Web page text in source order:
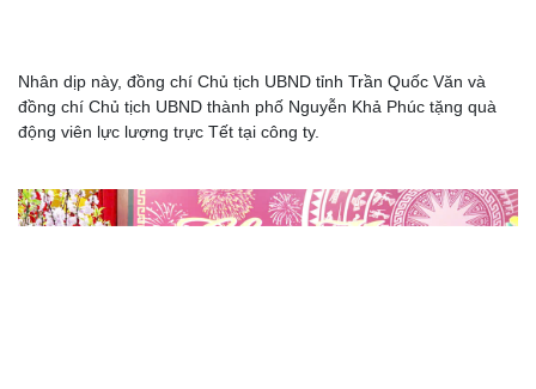
Nhân dịp này, đồng chí Chủ tịch UBND tỉnh Trần Quốc Văn và
đồng chí Chủ tịch UBND thành phố Nguyễn Khả Phúc tặng quà
động viên lực lượng trực Tết tại công ty.